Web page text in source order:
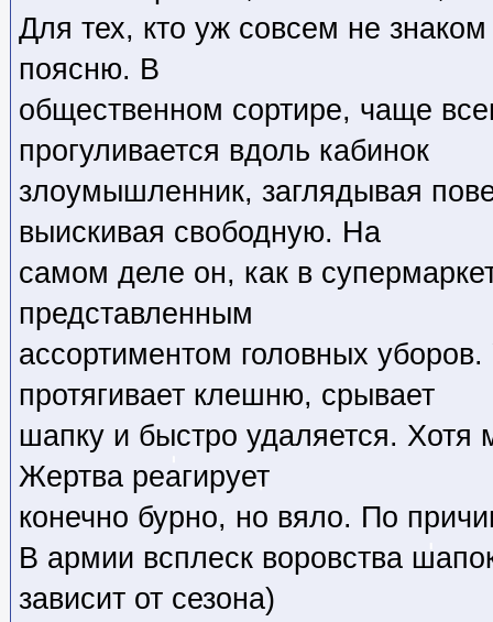
Для тех, кто уж совсем не знаком
поясню. В
общественном сортире, чаще
прогуливается вдоль кабинок
злоумышленник, заглядывая
выискивая свободную. На
самом деле он, как в
представленным
ассортиментом головных
протягивает клешню, срывает
шапку и быстро удаляется. Хотя
Жертва реагирует
конечно бурно, но вяло. По
В армии всплеск воровства
зависит от сезона)